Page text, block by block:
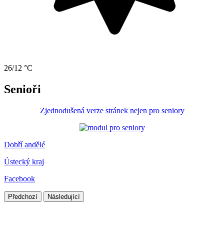
26/12 °C
Senioři
Zjednodušená verze stránek nejen pro seniory
Dobří andělé
Ústecký kraj
Facebook
Předchozí Následující